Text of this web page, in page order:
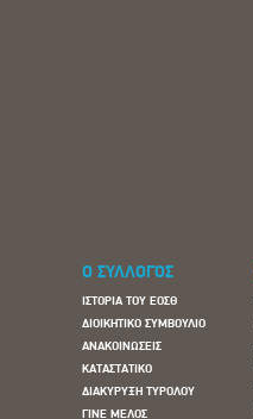
Ο ΣΥΛΛΟΓΟΣ
ΙΣΤΟΡΙΑ ΤΟΥ ΕΟΣΘ
ΔΙΟΙΚΗΤΙΚΟ ΣΥΜΒΟΥΛΙΟ
ΑΝΑΚΟΙΝΩΣΕΙΣ
ΚΑΤΑΣΤΑΤΙΚΟ
ΔΙΑΚΥΡΥΞΗ ΤΥΡΟΛΟΥ
ΓΙΝΕ ΜΕΛΟΣ